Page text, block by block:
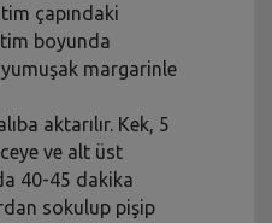
çapındaki
boyunda
yumuşak margarinle
aktarılır. Kek, 5
ve alt üst
40-45 dakika
sokulup pişip